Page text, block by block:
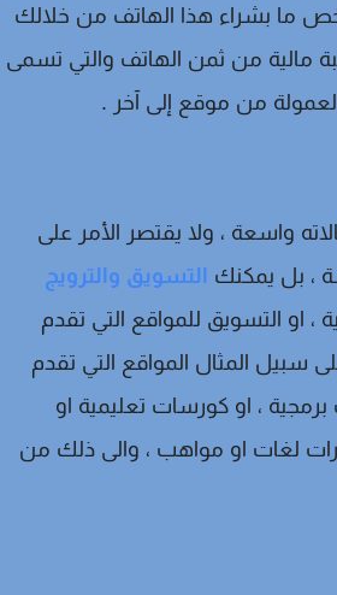
بشراء هذا الهاتف من خلالك
من ثمن الهاتف والتي تسمى
من موقع إلى آخر .
واسعة ، ولا يقتصر الأمر على
بل يمكنكالتسويق والترويج
التسويق للمواقع التي تقدم
المثال المواقع التي تقدم
، او كورسات تعليمية او
او مواهب ، والى ذلك من